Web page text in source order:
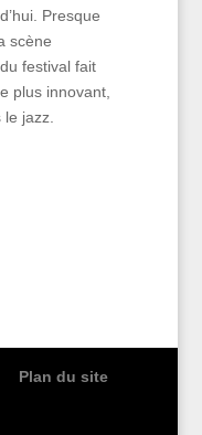
Presque
scène
festival fait
plus innovant,
jazz.
Plan du site